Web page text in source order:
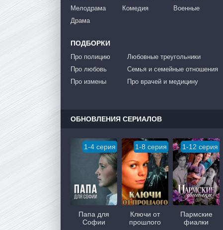
Мелодрама
Драма
Комедия
Военные
ПОДБОРКИ
Про полицию
Про любовь
Про измены
Любовные треугольники
Семья и семейные отношения
Про врачей и медицину
ОБНОВЛЕНИЯ СЕРИАЛОВ
1-4 серия
Папа для
Софии
1-8 серия
Ключи от
прошлого
1-12 серия
Пармские
фиалки